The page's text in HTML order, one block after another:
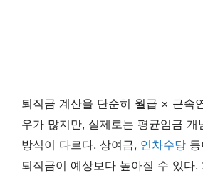
퇴직금 계산을 단순히 월급 × 근속
우가 많지만, 실제로는 평균임금 개
방식이 다르다. 상여금, 연차수당
퇴직금이 예상보다 높아질 수 있다